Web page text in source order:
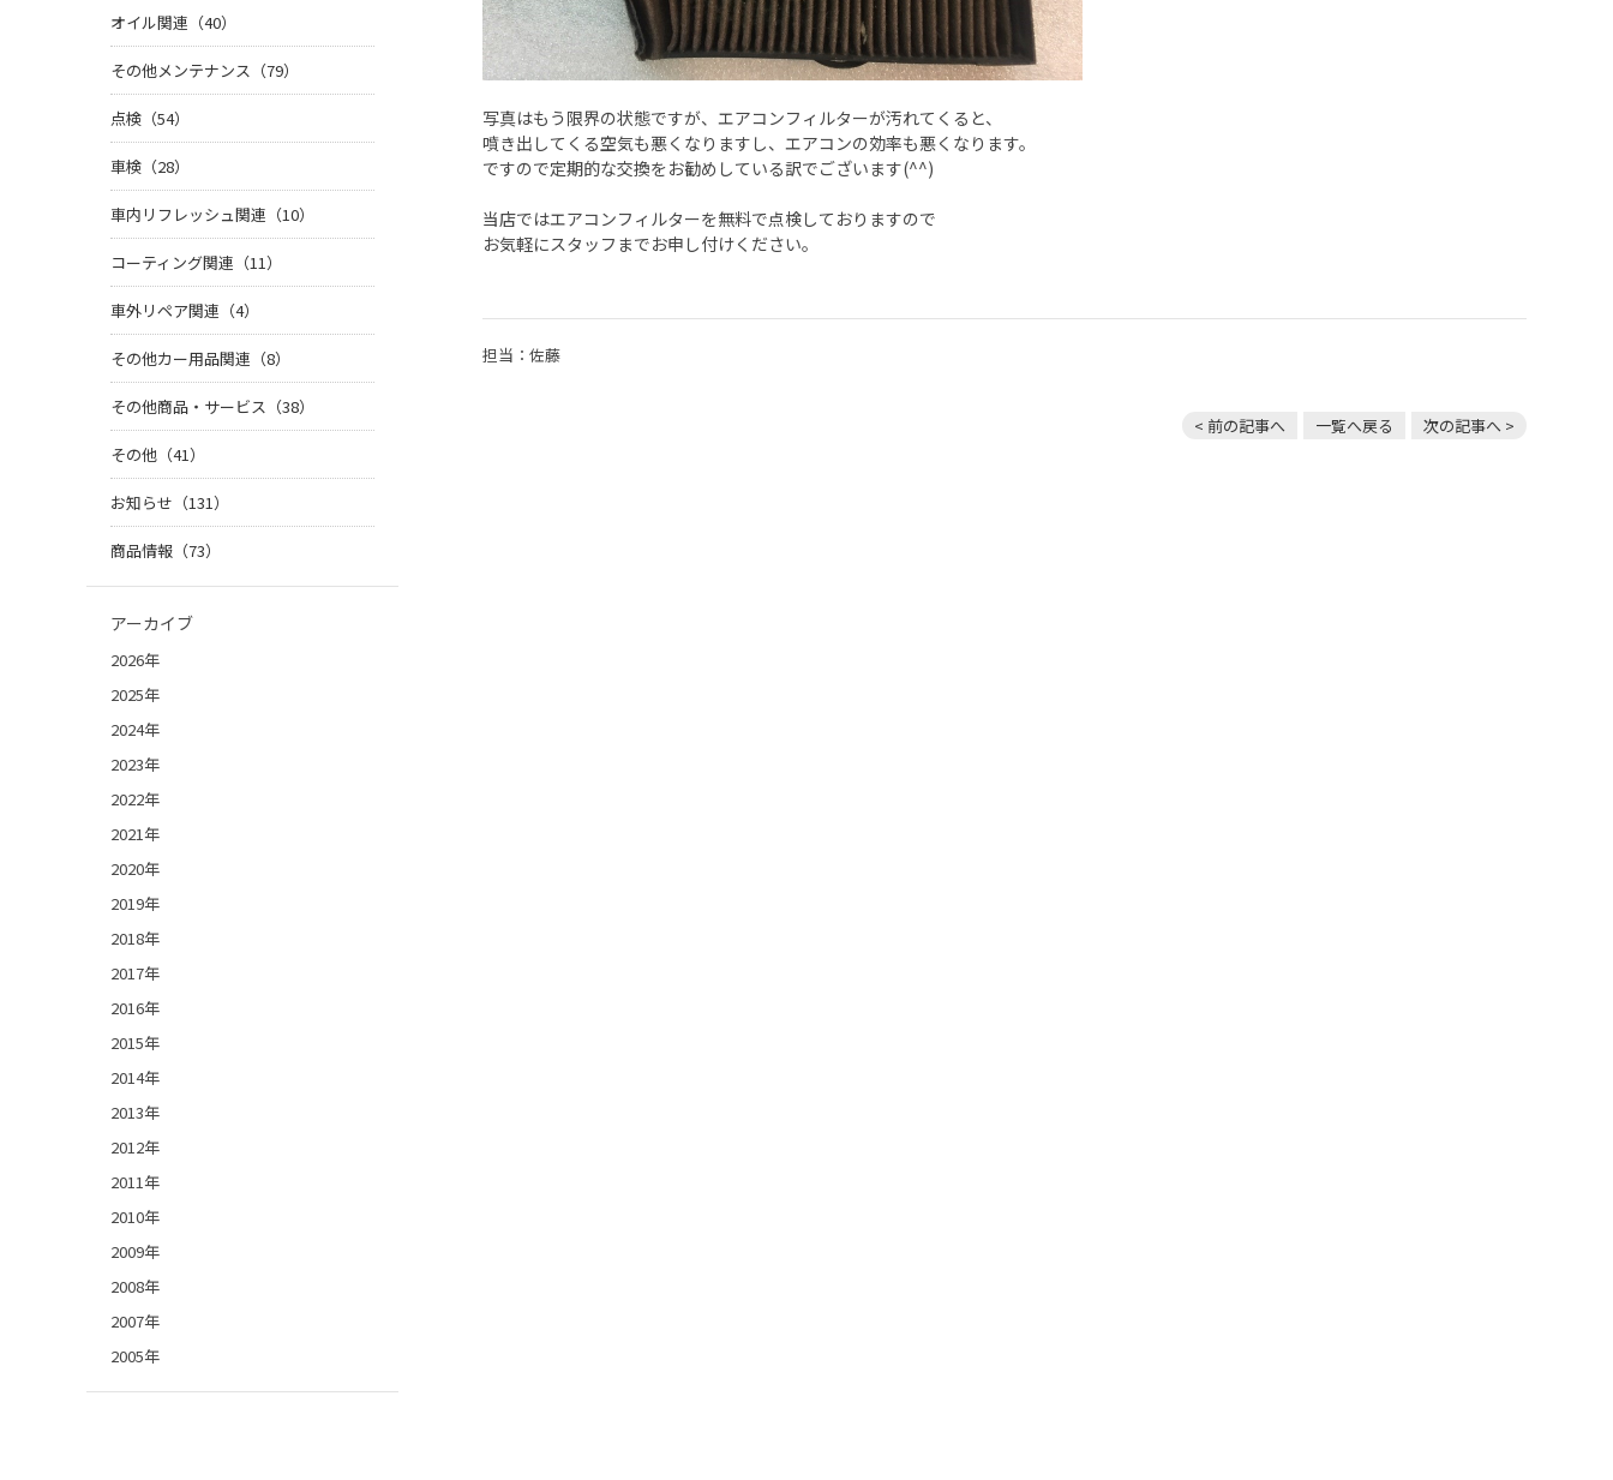
写真はもう限界の状態ですが、エアコンフィルターが汚れてくると、
噴き出してくる空気も悪くなりますし、エアコンの効率も悪くなります。
ですので定期的な交換をお勧めしている訳でございます(^^)
当店ではエアコンフィルターを無料で点検しておりますので
お気軽にスタッフまでお申し付けください。
担当：佐藤
< 前の記事へ 一覧へ戻る 次の記事へ >
オイル関連（40）
その他メンテナンス（79）
点検（54）
車検（28）
車内リフレッシュ関連（10）
コーティング関連（11）
車外リペア関連（4）
その他カー用品関連（8）
その他商品・サービス（38）
その他（41）
お知らせ（131）
商品情報（73）
アーカイブ
2026年
2025年
2024年
2023年
2022年
2021年
2020年
2019年
2018年
2017年
2016年
2015年
2014年
2013年
2012年
2011年
2010年
2009年
2008年
2007年
2005年